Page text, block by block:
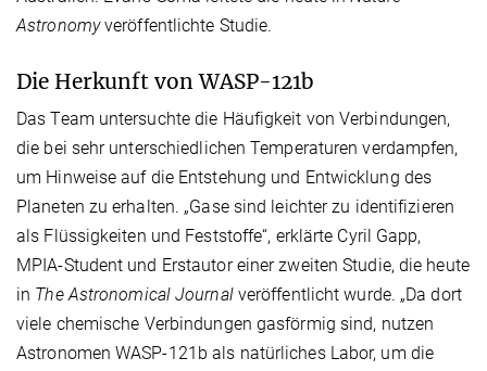
Astronomyveröffentlichte Studie.
Die Herkunft von WASP-121b
Das Team untersuchte die Häufigkeit von Verbindungen,
die bei sehr unterschiedlichen Temperaturen verdampfen,
um Hinweise auf die Entstehung und Entwicklung des
Planeten zu erhalten. „Gase sind leichter zu identifizieren
als Flüssigkeiten und Feststoffe“, erklärte Cyril Gapp,
MPIA-Student und Erstautor einer zweiten Studie, die heute
in The Astronomical Journalveröffentlicht wurde. „Da dort
viele chemische Verbindungen gasförmig sind, nutzen
Astronomen WASP-121b als natürliches Labor, um die